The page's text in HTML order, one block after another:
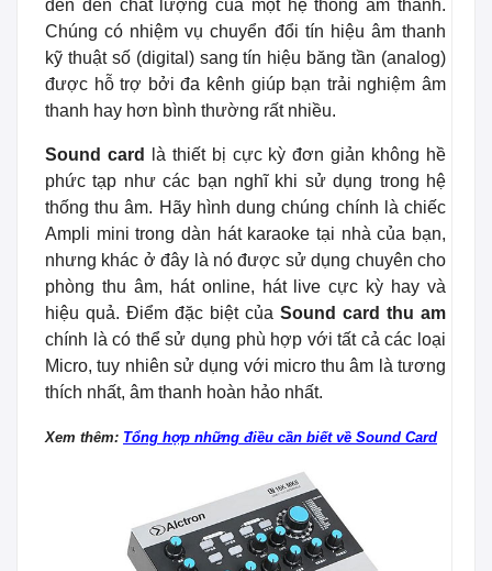
đến đến chất lượng của một hệ thống âm thanh.
Chúng có nhiệm vụ chuyển đổi tín hiệu âm thanh
kỹ thuật số (digital) sang tín hiệu băng tần (analog)
được hỗ trợ bởi đa kênh giúp bạn trải nghiệm âm
thanh hay hơn bình thường rất nhiều.
Sound card
là thiết bị cực kỳ đơn giản không hề
phức tạp như các bạn nghĩ khi sử dụng trong hệ
thống thu âm. Hãy hình dung chúng chính là chiếc
Ampli mini trong dàn hát karaoke tại nhà của bạn,
nhưng khác ở đây là nó được sử dụng chuyên cho
phòng thu âm, hát online, hát live cực kỳ hay và
hiệu quả. Điểm đặc biệt của Sound card thu am
chính là có thể sử dụng phù hợp với tất cả các loại
Micro, tuy nhiên sử dụng với micro thu âm là tương
thích nhất, âm thanh hoàn hảo nhất.
Xem thêm: Tổng hợp những điều cần biết về Sound Card